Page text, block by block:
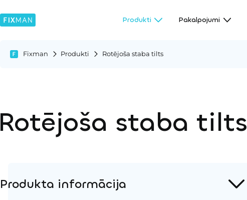
Produkti Pakalpojumi
Fixman Produkti Rotējoša staba tilts
staba tilts
Produkta informācija